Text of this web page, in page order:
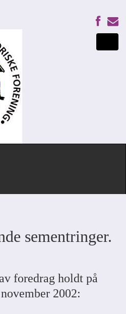
sementringer.
foredrag holdt på
2002: